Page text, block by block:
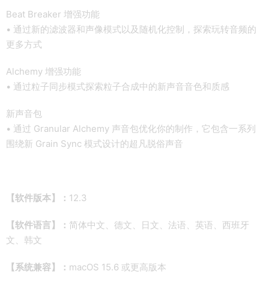
Beat Breaker 增强功能
• 通过新的滤波器和声像模式以及随机化控制，探索玩转音频的
更多方式
Alchemy 增强功能
• 通过粒子同步模式探索粒子合成中的新声音音色和质感
新声音包
• 通过 Granular Alchemy 声音包优化你的制作，它包含一系列
围绕新 Grain Sync 模式设计的超凡脱俗声音
【软件版本】： 12.3
【软件语言】： 简体中文、德文、日文、法语、英语、西班牙
文、韩文
【系统兼容】： macOS 15.6 或更高版本